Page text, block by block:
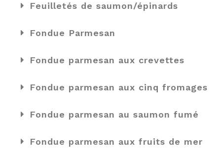
Feuilletés de saumon/épinards
Fondue Parmesan
Fondue parmesan aux crevettes
Fondue parmesan aux cinq fromages
Fondue parmesan au saumon fumé
Fondue parmesan aux fruits de mer